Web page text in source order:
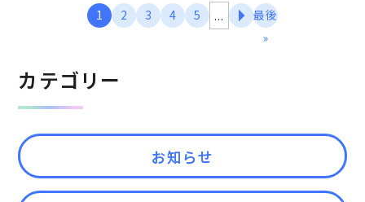
1 2 3 4 5 ...
最後
»
カテゴリー
お知らせ